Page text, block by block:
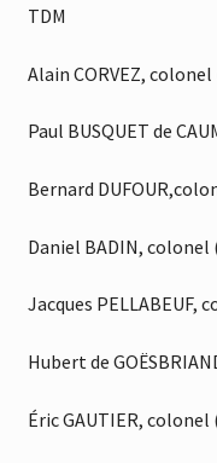
TDM
Alain CORVEZ,
Paul BUSQUET de
Bernard
Daniel BADIN, colonel
Jacques PELLABEUF,
Hubert de
Éric GAUTIER,